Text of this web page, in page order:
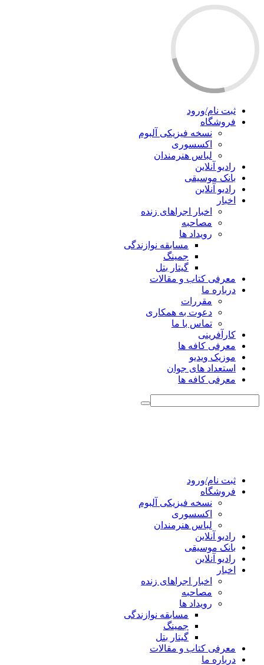
ثبت نام/ورود
فروشگاه
نسخه فیزیکی آلبوم
اکسسوری
لباس هنرمندان
رادیو آنلاین
بانک موسیقی
رادیو آنلاین
اخبار
اخبار اجراهای زنده
مصاحبه
رویداد ها
مسابقه نوازندگی
جمینگ
گیتار بتل
معرفی کتاب و مقالات
درباره ما
مقررات
دعوت به همکاری
تماس با ما
کارآفرینی
معرفی کافه ها
موزیک ویدیو
استعداد های جوان
معرفی کافه ها
ثبت نام/ورود
فروشگاه
نسخه فیزیکی آلبوم
اکسسوری
لباس هنرمندان
رادیو آنلاین
بانک موسیقی
رادیو آنلاین
اخبار
اخبار اجراهای زنده
مصاحبه
رویداد ها
مسابقه نوازندگی
جمینگ
گیتار بتل
معرفی کتاب و مقالات
درباره ما